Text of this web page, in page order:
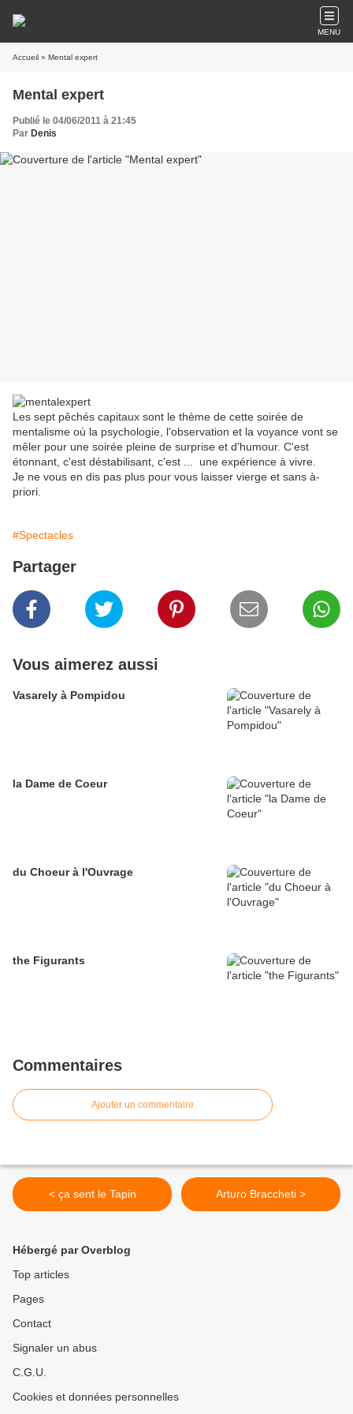
MENU
Accueil » Mental expert
Mental expert
Publié le 04/06/2011 à 21:45
Par Denis
Les sept pêchés capitaux sont le thème de cette soirée de
mentalisme où la psychologie, l'observation et la voyance vont se
mêler pour une soirée pleine de surprise et d'humour. C'est
étonnant, c'est déstabilisant, c'est ... une expérience à vivre.
Je ne vous en dis pas plus pour vous laisser vierge et sans à-
priori.
#Spectacles
Partager
Vous aimerez aussi
Vasarely à Pompidou
la Dame de Coeur
du Choeur à l'Ouvrage
the Figurants
Commentaires
Ajouter un commentaire
< ça sent le Tapin Arturo Braccheti >
Hébergé par Overblog
Top articles
Pages
Contact
Signaler un abus
C.G.U.
Cookies et données personnelles